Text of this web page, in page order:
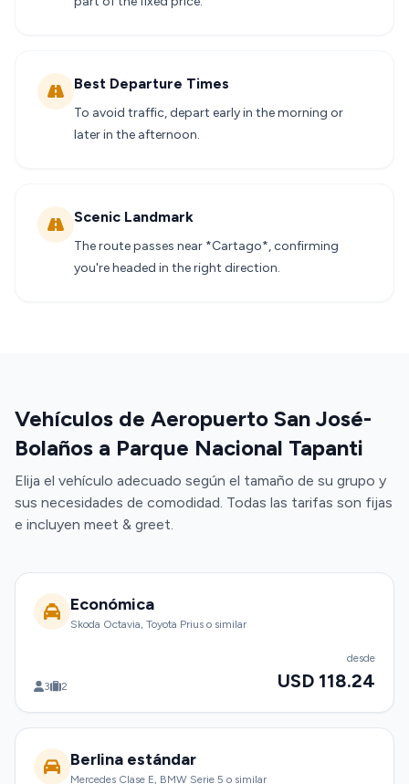
Best Departure Times
To avoid traffic, depart early in the morning or
later in the afternoon.
Scenic Landmark
The route passes near *Cartago*, confirming
you're headed in the right direction.
Vehículos de Aeropuerto San José-
Bolaños a Parque Nacional Tapanti
Elija el vehículo adecuado según el tamaño de su grupo y
sus necesidades de comodidad. Todas las tarifas son fijas
e incluyen meet & greet.
Económica
Skoda Octavia, Toyota Prius o similar
3 2
desde
USD 118.24
Berlina estándar
Mercedes Clase E, BMW Serie 5 o similar